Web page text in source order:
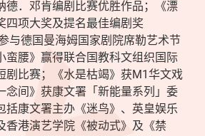
德．邓肯编剧比赛优胜作品；《漂
四项大奖及提名最佳编剧奖
与德国曼海姆国家剧院席勒艺术节
蛮腰》赢得联合国教科文组织国际
剧比赛；《水是枯竭》获M1华文戏
念间》获康文署「新能量系列」委
括康文署主办《迷鸟》、英皇娱乐
香港演艺学院《被动式》及《禁